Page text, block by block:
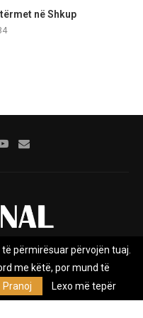
në Shkup
Marketing
pavarur, e themeluar në vitin
përmirësuar përvojën tuaj.
me këtë, por mund të
Pranoj Lexo më tepër